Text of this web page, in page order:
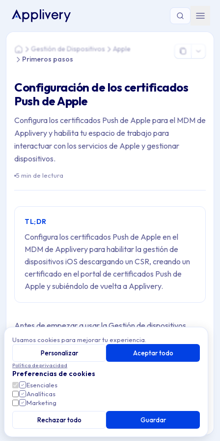
Estás aquí: Home > Gestión de Dispositivos > Apple >
HomeGestión de Dispositivos
Apple
Primeros pasos
Configuración de los certificados
Push de Apple
Configura los certificados Push de Apple para el MDM de
Applivery y habilita tu espacio de trabajo para
interactuar con los servicios de Apple y gestionar
dispositivos.
5 min de lectura
TL;DR
Configura los certificados Push de Apple en el
MDM de Applivery para habilitar la gestión de
dispositivos iOS descargando un CSR, creando un
certificado en el portal de certificados Push de
Apple y subiéndolo de vuelta a Applivery.
Antes de empezar a usar la Gestión de dispositivos
Apple de Applivery, debes seguir una serie de pasos
para habilitar tu espacio de trabajo para interactuar con
los servicios de Apple y registrar tu organización
empresarial de Apple. Los siguientes pasos te guiarán a
través del proceso:
Descarga la Solicitud de firma de certificado
Usamos cookies para mejorar tu experiencia.
Personalizar
Aceptar todo
Política de privacidad
Preferencias de cookies
Esenciales
Analíticas
Marketing
Rechazar todo Guardar